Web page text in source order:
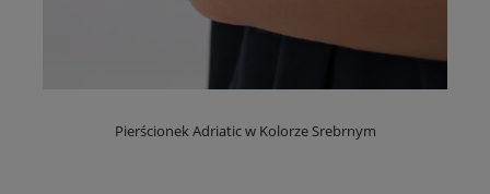
Pierścionek Adriatic w Kolorze Srebrnym